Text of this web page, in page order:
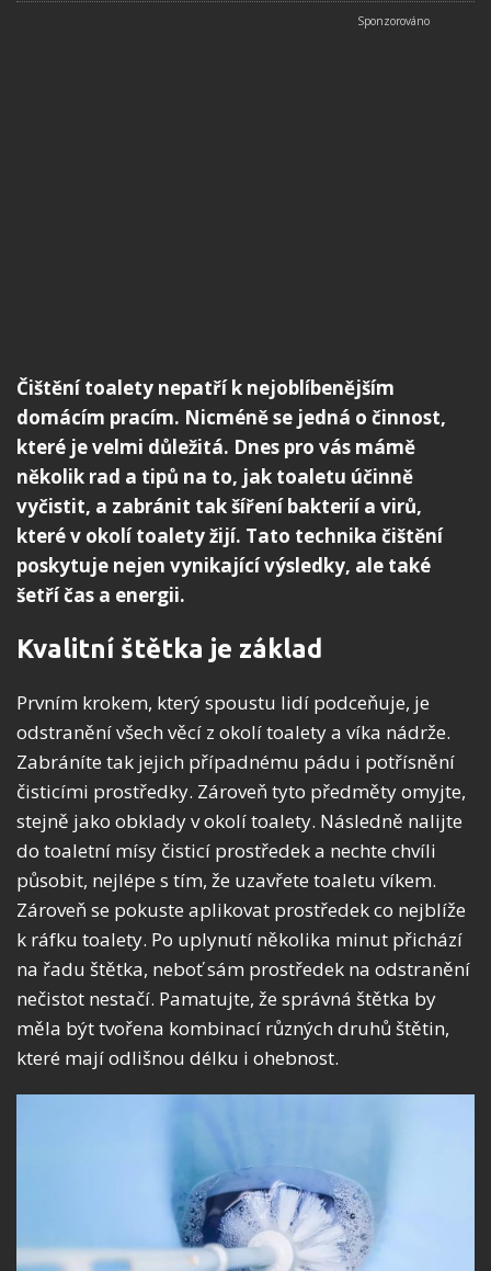
Čištění toalety nepatří k nejoblíbenějším
domácím pracím. Nicméně se jedná o činnost,
které je velmi důležitá. Dnes pro vás mámě
několik rad a tipů na to, jak toaletu účinně
vyčistit, a zabránit tak šíření bakterií a virů,
které v okolí toalety žijí. Tato technika čištění
poskytuje nejen vynikající výsledky, ale také
šetří čas a energii.
Kvalitní štětka je základ
Prvním krokem, který spoustu lidí podceňuje, je
odstranění všech věcí z okolí toalety a víka nádrže.
Zabráníte tak jejich případnému pádu i potřísnění
čisticími prostředky. Zároveň tyto předměty omyjte,
stejně jako obklady v okolí toalety. Následně nalijte
do toaletní mísy čisticí prostředek a nechte chvíli
působit, nejlépe s tím, že uzavřete toaletu víkem.
Zároveň se pokuste aplikovat prostředek co nejblíže
k ráfku toalety. Po uplynutí několika minut přichází
na řadu štětka, neboť sám prostředek na odstranění
nečistot nestačí. Pamatujte, že správná štětka by
měla být tvořena kombinací různých druhů štětin,
které mají odlišnou délku i ohebnost.